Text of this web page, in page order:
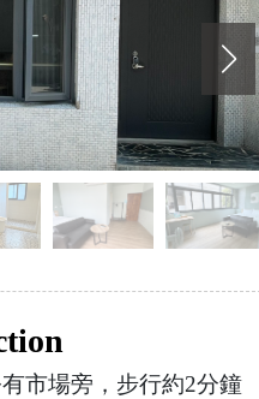
市場旁，步行約2分鐘